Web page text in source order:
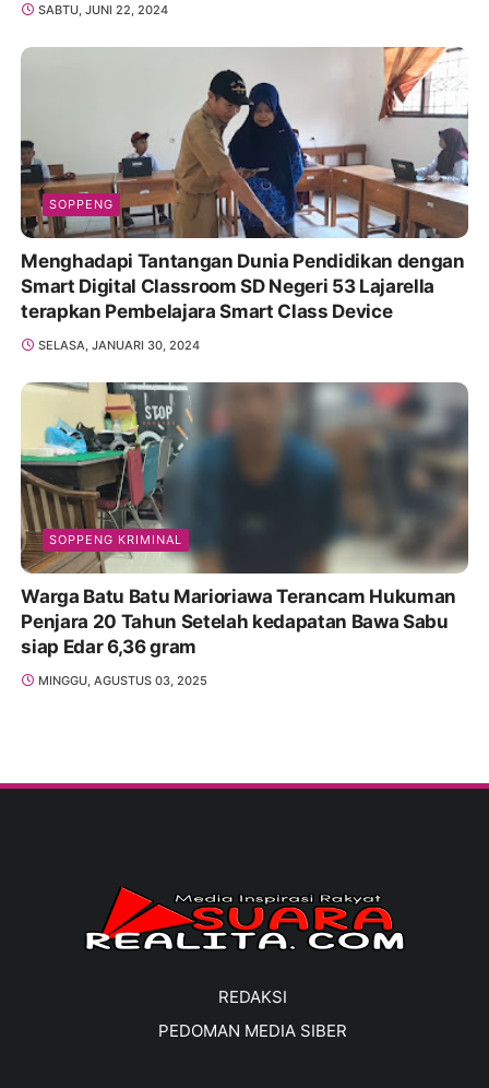
SABTU, JUNI 22, 2024
SOPPENG
Menghadapi Tantangan Dunia Pendidikan dengan
Smart Digital Classroom SD Negeri 53 Lajarella
terapkan Pembelajara Smart Class Device
SELASA, JANUARI 30, 2024
SOPPENG KRIMINAL
Warga Batu Batu Marioriawa Terancam Hukuman
Penjara 20 Tahun Setelah kedapatan Bawa Sabu
siap Edar 6,36 gram
MINGGU, AGUSTUS 03, 2025
REDAKSI
PEDOMAN MEDIA SIBER